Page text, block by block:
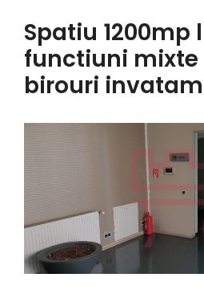
Spatiu 1200mp
functiuni
birouri